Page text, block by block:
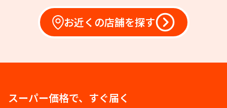
お近くの店舗を探す
スーパー価格で、すぐ届く